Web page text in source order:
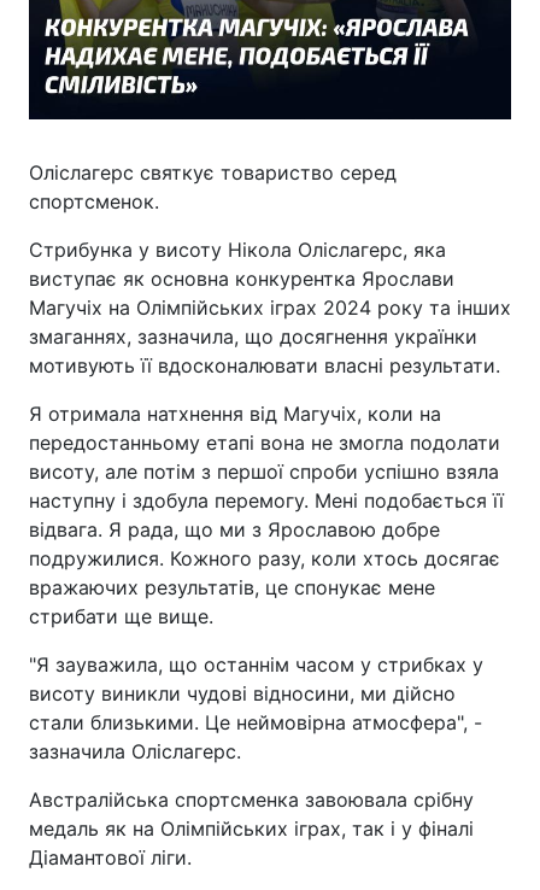
Оліслагерс святкує товариство серед
спортсменок.
Стрибунка у висоту Нікола Оліслагерс, яка
виступає як основна конкурентка Ярослави
Магучіх на Олімпійських іграх 2024 року та інших
змаганнях, зазначила, що досягнення українки
мотивують її вдосконалювати власні результати.
Я отримала натхнення від Магучіх, коли на
передостанньому етапі вона не змогла подолати
висоту, але потім з першої спроби успішно взяла
наступну і здобула перемогу. Мені подобається її
відвага. Я рада, що ми з Ярославою добре
подружилися. Кожного разу, коли хтось досягає
вражаючих результатів, це спонукає мене
стрибати ще вище.
"Я зауважила, що останнім часом у стрибках у
висоту виникли чудові відносини, ми дійсно
стали близькими. Це неймовірна атмосфера", -
зазначила Оліслагерс.
Австралійська спортсменка завоювала срібну
медаль як на Олімпійських іграх, так і у фіналі
Діамантової ліги.